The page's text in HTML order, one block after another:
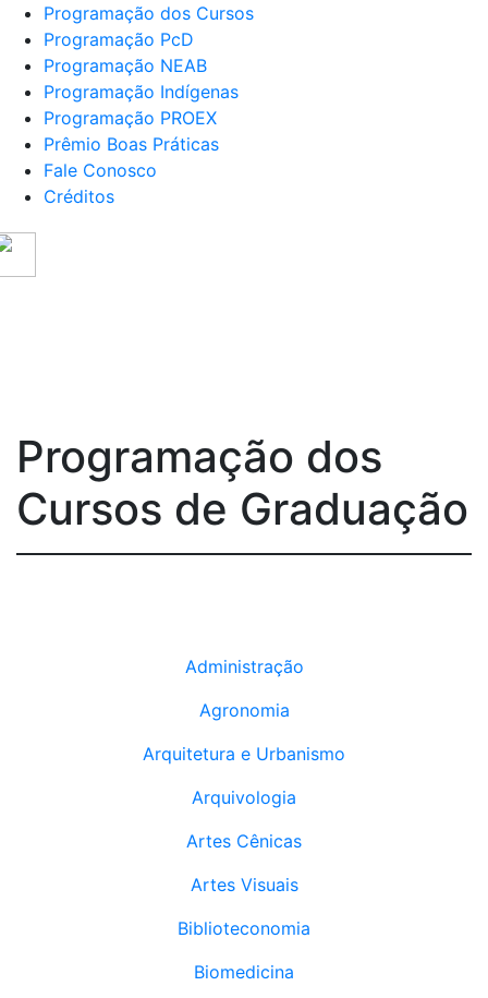
Programação dos Cursos
Programação PcD
Programação NEAB
Programação Indígenas
Programação PROEX
Prêmio Boas Práticas
Fale Conosco
Créditos
Programação dos
Cursos de Graduação
Administração
Agronomia
Arquitetura e Urbanismo
Arquivologia
Artes Cênicas
Artes Visuais
Biblioteconomia
Biomedicina